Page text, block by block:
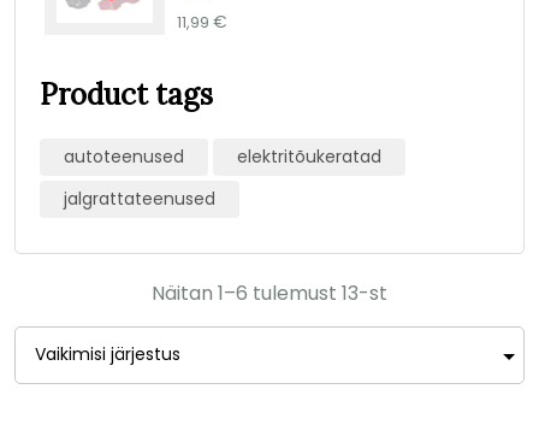
11,99 €
Product tags
autoteenused
elektritõukeratad
jalgrattateenused
Näitan 1–6 tulemust 13-st